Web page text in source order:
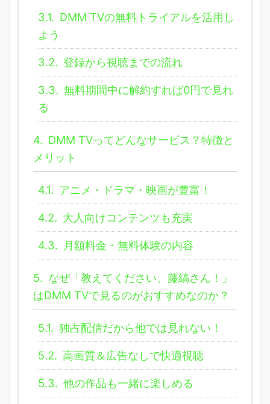
3.1. DMM TVの無料トライアルを活用し
よう
3.2. 登録から視聴までの流れ
3.3. 無料期間中に解約すれば0円で見れ
る
4. DMM TVってどんなサービス？特徴と
メリット
4.1. アニメ・ドラマ・映画が豊富！
4.2. 大人向けコンテンツも充実
4.3. 月額料金・無料体験の内容
5. なぜ「教えてください、藤縞さん！」
はDMM TVで見るのがおすすめなのか？
5.1. 独占配信だから他では見れない！
5.2. 高画質＆広告なしで快適視聴
5.3. 他の作品も一緒に楽しめる